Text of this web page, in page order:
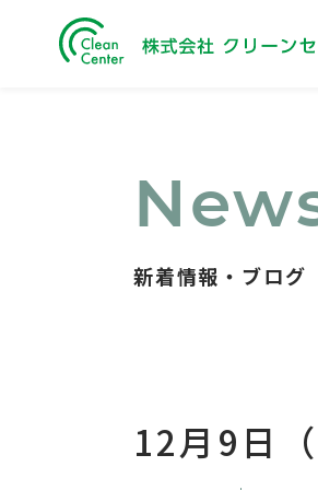
新着情報・ブログ
12月9日